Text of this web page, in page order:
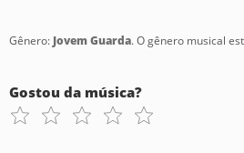
Gênero: Jovem Guarda. O gênero musical
Gostou da música?